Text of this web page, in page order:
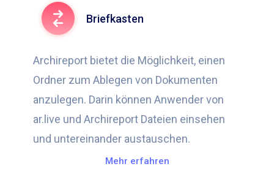
Briefkasten
Archireport bietet die Möglichkeit, einen
Ordner zum Ablegen von Dokumenten
anzulegen. Darin können Anwender von
ar.live und Archireport Dateien einsehen
und untereinander austauschen.
Mehr erfahren